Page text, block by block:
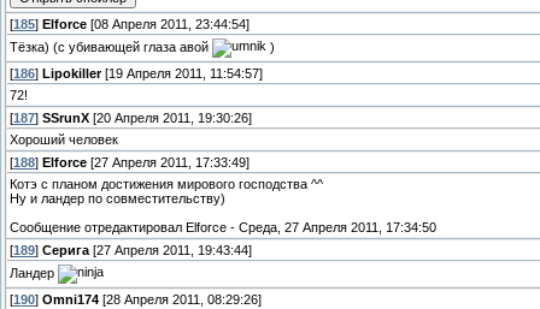
[185] Elforce [08 Апреля 2011, 23:44:54]
Тёзка) (с убивающей глаза авой
)
[186] Lipokiller[19 Апреля 2011, 11:54:57]
72!
[187] SSrunX [20 Апреля 2011, 19:30:26]
Хороший человек
[188] Elforce [27 Апреля 2011, 17:33:49]
Котэ с планом достижения мирового господства ^^
Ну и ландер по совместительству)
Сообщение отредактировал Elforce - Среда, 27 Апреля 2011, 17:34:50
[189] Серига [27 Апреля 2011, 19:43:44]
Ландер
[190] Omni174 [28 Апреля 2011, 08:29:26]